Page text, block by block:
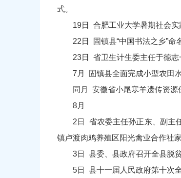
式。
19日 合肥工业大学暑期社会实
22日 固镇县“中国书法之乡”命
23日 省卫生计生委主任于德志
7月 固镇县全面完成小型农田
同月 安徽省小尾寒羊遗传资源
8月
2日 省农委主任孙正东、副主
镇卢渡肉鸡养殖区阳光禽业合作社
3日 县委、县政府召开全县脱
5日 县十一届人民政府第十次